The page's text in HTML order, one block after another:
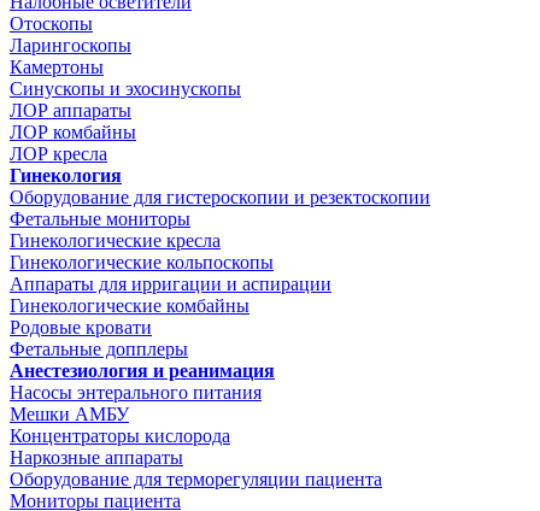
Отоскопы
Ларингоскопы
Камертоны
Синускопы и эхосинускопы
ЛОР аппараты
ЛОР комбайны
ЛОР кресла
Гинекология
Оборудование для гистероскопии и резектоскопии
Фетальные мониторы
Гинекологические кресла
Гинекологические кольпоскопы
Аппараты для ирригации и аспирации
Гинекологические комбайны
Родовые кровати
Фетальные допплеры
Анестезиология и реанимация
Насосы энтерального питания
Мешки АМБУ
Концентраторы кислорода
Наркозные аппараты
Оборудование для терморегуляции пациента
Мониторы пациента